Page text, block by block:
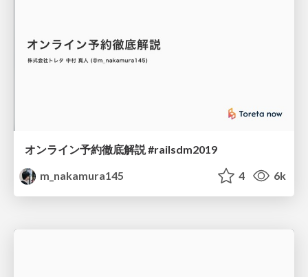
オンライン予約徹底解説 #railsdm2019
m_nakamura145
4 6k